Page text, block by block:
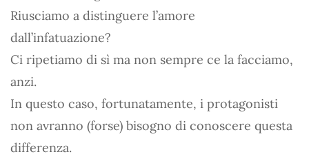
Riusciamo a distinguere l’amore
dall’infatuazione?
Ci ripetiamo di sì ma non sempre ce la facciamo,
anzi.
In questo caso, fortunatamente, i protagonisti
non avranno (forse) bisogno di conoscere questa
differenza.